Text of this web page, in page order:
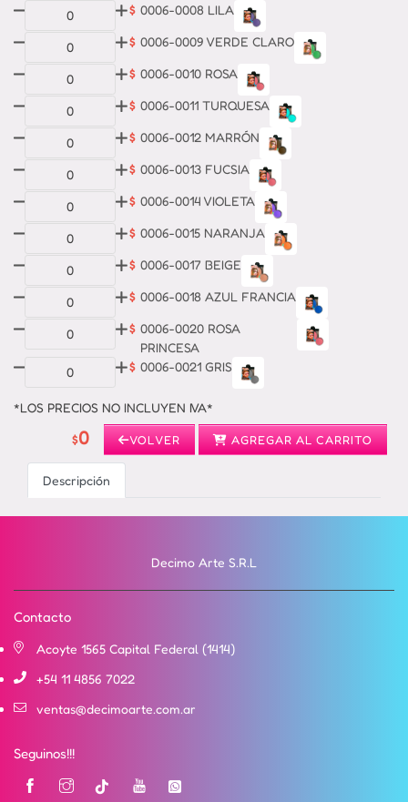
$ 0006-0008 LILA
$ 0006-0009 VERDE CLARO
$ 0006-0010 ROSA
$ 0006-0011 TURQUESA
$ 0006-0012 MARRÓN
$ 0006-0013 FUCSIA
$ 0006-0014 VIOLETA
$ 0006-0015 NARANJA
$ 0006-0017 BEIGE
$ 0006-0018 AZUL FRANCIA
$ 0006-0020 ROSA
PRINCESA
$ 0006-0021 GRIS
*LOS PRECIOS NO INCLUYEN IVA*
VOLVER AGREGAR AL CARRITO
$0
Descripción
Decimo Arte S.R.L
Contacto
Acoyte 1565 Capital Federal (1414)
+54 11 4856 7022
ventas@decimoarte.com.ar
Seguinos!!!
Instagram YouTube